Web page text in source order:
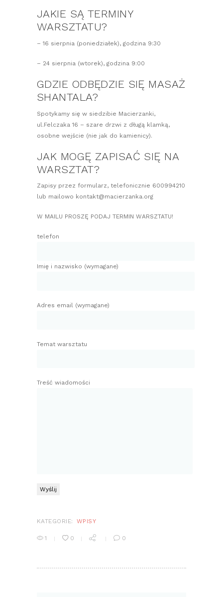
JAKIE SĄ TERMINY
WARSZTATU?
– 16 sierpnia (poniedziałek), godzina 9:30
– 24 sierpnia (wtorek), godzina 9:00
GDZIE ODBĘDZIE SIĘ MASAŻ
SHANTALA?
Spotykamy się w siedzibie Macierzanki,
ul.Felczaka 16 – szare drzwi z długą klamką,
osobne wejście (nie jak do kamienicy).
JAK MOGĘ ZAPISAĆ SIĘ NA
WARSZTAT?
Zapisy przez formularz, telefonicznie 600994210
lub mailowo kontakt@macierzanka.org
W MAILU PROSZĘ PODAJ TERMIN WARSZTATU!
telefon
Imię i nazwisko (wymagane)
Adres email (wymagane)
Temat warsztatu
Treść wiadomości
KATEGORIE: WPISY
1 0 0